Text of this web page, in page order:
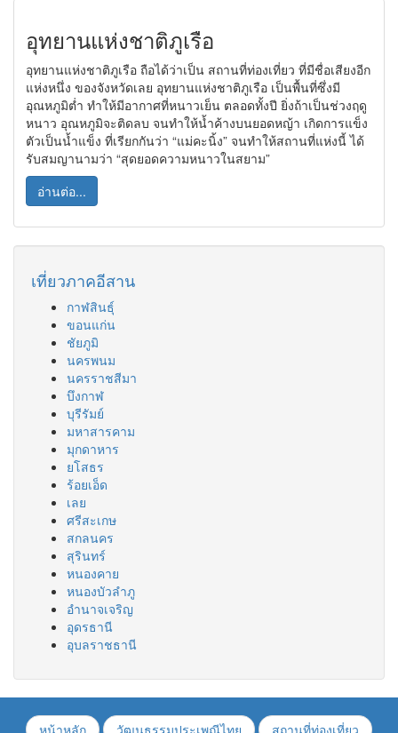
อุทยานแห่งชาติภูเรือ
อุทยานแห่งชาติภูเรือ ถือได้ว่าเป็น สถานที่ท่องเที่ยว ที่มีชื่อเสียงอีก
แห่งหนึ่ง ของจังหวัดเลย อุทยานแห่งชาติภูเรือ เป็นพื้นที่ซึ่งมี
อุณหภูมิต่ำ ทำให้มีอากาศที่หนาวเย็น ตลอดทั้งปี ยิ่งถ้าเป็นช่วงฤดู
หนาว อุณหภูมิจะติดลบ จนทำให้น้ำค้างบนยอดหญ้า เกิดการแข็ง
ตัวเป็นน้ำแข็ง ที่เรียกกันว่า “แม่คะนิ้ง” จนทำให้สถานที่แห่งนี้ ได้
รับสมญานามว่า “สุดยอดความหนาวในสยาม”
อ่านต่อ...
เที่ยวภาคอีสาน
กาฬสินธุ์
ขอนแก่น
ชัยภูมิ
นครพนม
นครราชสีมา
บึงกาฬ
บุรีรัมย์
มหาสารคาม
มุกดาหาร
ยโสธร
ร้อยเอ็ด
เลย
ศรีสะเกษ
สกลนคร
สุรินทร์
หนองคาย
หนองบัวลำภู
อำนาจเจริญ
อุดรธานี
อุบลราชธานี
หน้าหลัก วัฒนธรรมประเพณีไทย สถานที่ท่องเที่ยว